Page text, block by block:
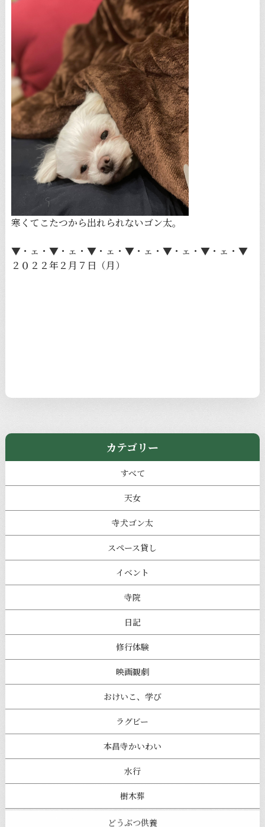
寒くてこたつから出れられないゴン太。
▼・ェ・▼・ェ・▼・ェ・▼・ェ・▼・ェ・▼・ェ・▼
２０２２年２月７日（月）
カテゴリー
すべて
天女
寺犬ゴン太
スペース貸し
イベント
寺院
日記
修行体験
映画観劇
おけいこ、学び
ラグビー
本昌寺かいわい
水行
樹木葬
どうぶつ供養